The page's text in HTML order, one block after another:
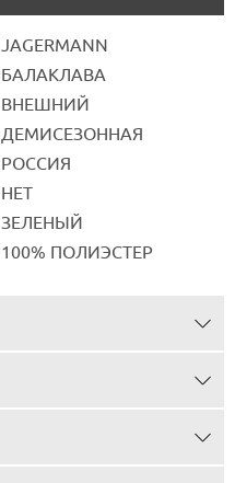
JAGERMANN
БАЛАКЛАВА
ВНЕШНИЙ
ДЕМИСЕЗОННАЯ
РОССИЯ
НЕТ
ЗЕЛЕНЫЙ
100% ПОЛИЭСТЕР